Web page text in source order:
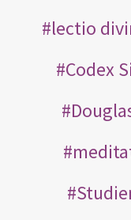
lectio
Codex